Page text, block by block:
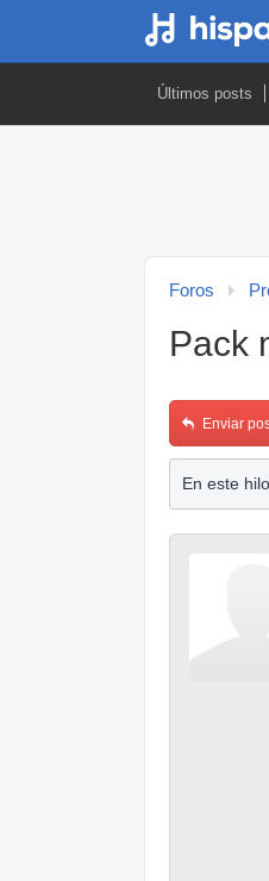
Últimos posts
Foros
Pack
Enviar